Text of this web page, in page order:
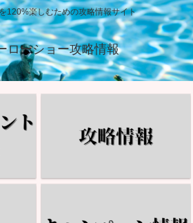
120%楽しむための攻略情報サイト
ローショー攻略情報